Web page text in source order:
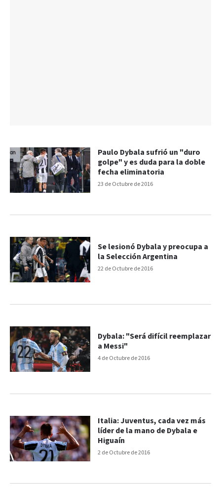
23 de Octubre de 2016
Paulo Dybala sufrió un "duro
golpe" y es duda para la doble
fecha eliminatoria
22 de Octubre de 2016
Se lesionó Dybala y preocupa a
la Selección Argentina
4 de Octubre de 2016
Dybala: "Será difícil reemplazar
a Messi"
2 de Octubre de 2016
Italia: Juventus, cada vez más
líder de la mano de Dybala e
Higuaín